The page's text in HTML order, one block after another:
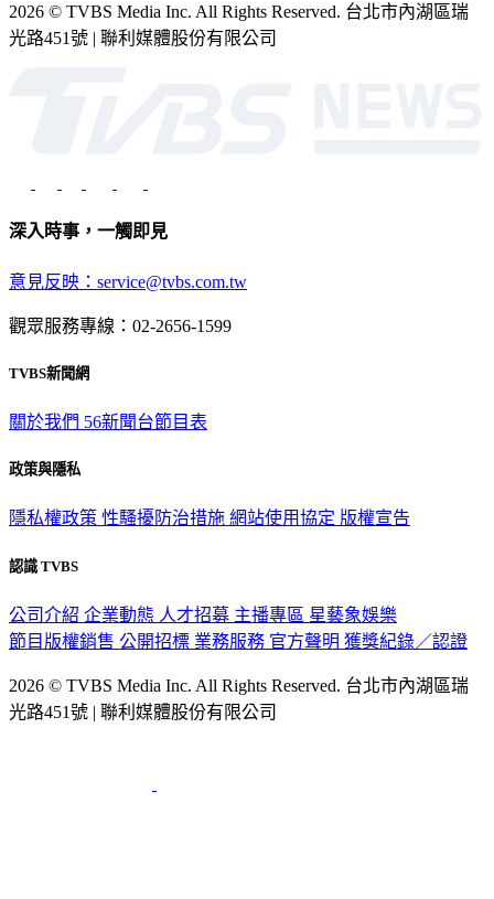
2026 © TVBS Media Inc. All Rights Reserved. 台北市內湖區瑞
光路451號 | 聯利媒體股份有限公司
深入時事，一觸即見
意見反映：service@tvbs.com.tw
觀眾服務專線：02-2656-1599
TVBS新聞網
關於我們 56新聞台節目表
政策與隱私
隱私權政策 性騷擾防治措施 網站使用協定 版權宣告
認識 TVBS
公司介紹 企業動態 人才招募 主播專區 星藝象娛樂
節目版權銷售 公開招標 業務服務 官方聲明 獲獎紀錄／認證
2026 © TVBS Media Inc. All Rights Reserved. 台北市內湖區瑞
光路451號 | 聯利媒體股份有限公司